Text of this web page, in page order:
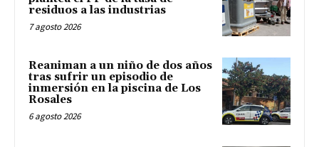
residuos a las industrias
7 agosto 2026
Reaniman a un niño de dos años
tras sufrir un episodio de
inmersión en la piscina de Los
Rosales
6 agosto 2026